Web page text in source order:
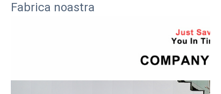
Fabrica noastra